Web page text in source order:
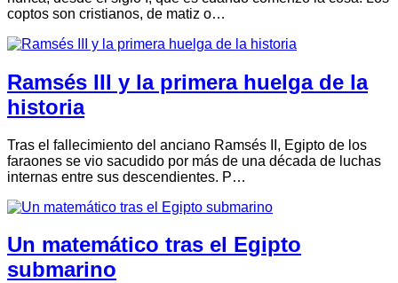
coptos son cristianos, de matiz o…
Ramsés III y la primera huelga de la
historia
Tras el fallecimiento del anciano Ramsés II, Egipto de los
faraones se vio sacudido por más de una década de luchas
internas entre sus descendientes. P…
Un matemático tras el Egipto
submarino